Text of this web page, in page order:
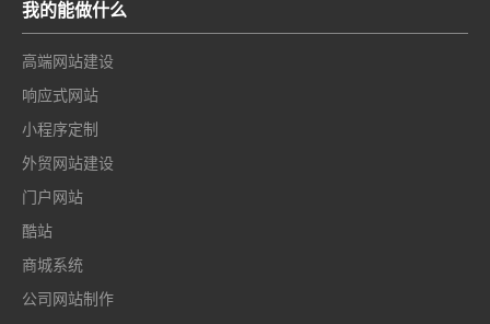
我的能做什么
高端网站建设
响应式网站
小程序定制
外贸网站建设
门户网站
酷站
商城系统
公司网站制作